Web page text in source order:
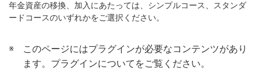
年金資産の移換、加入にあたっては、シンプルコース、スタンダ
ードコースのいずれかをご選択ください。
※
このページにはプラグインが必要なコンテンツがあり
ます。プラグインについてをご覧ください。